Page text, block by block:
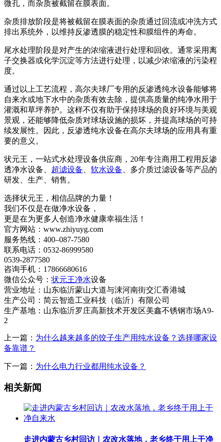
微孔，而杂质被截留在膜表面。
杂质排放阶段是将被截留在膜表面的杂质通过回流或冲洗方式
排出系统外，以维持反渗透膜的稳定性和膜组件的寿命。
尾水处理阶段是对产生的浓缩液进行处理和回收。通常采用离
子交换器或化学沉淀等方法进行处理，以减少浓缩液的污染程
度。
通过以上工艺流程，高尔夫球厂专用的反渗透纯水设备能够将
自来水或地下水中的杂质有效去除，提供高质量的纯净水用于
灌溉和草坪养护。这样不仅有助于保持球场的良好环境与美观
景观，还能够降低杂质对球场设施的损坏，并提高球场的可持
续发展性。因此，反渗透纯水设备在高尔夫球场的应用具有重
要的意义。
状元王，一站式水处理设备供应商，20年专注商用工程用反渗
透净水设备、 超滤设备 软水设备 、多介质过滤设备等产品的
研发、生产、销售。
选择状元王，相信品牌的力量！
我们不仅是在做净水设备，
更是在为更多人创造净水健康幸福生活！
官方网站：www.zhiyuyg.com
服务热线：400–087-7580
联系电话：0532-86999580
0539-2877580
咨询手机：17866680616
微信公众号： 状元王净水设备
营业地址：山东临沂蒙山大道与涑河南街交汇香港城
生产公司：简云智造工业科技（临沂）有限公司
生产基地：山东临沂罗庄高新技术开发区美鑫不锈钢市场A9-
2
上一篇： 为什么越来越多的饺子生产用纯水设备？选择哪家设
备靠谱？
下一篇： 为什么电力行业都用纯水设备？
相关新闻
走进内蒙古乡村回访｜农改水落地，老乡终于用上干净